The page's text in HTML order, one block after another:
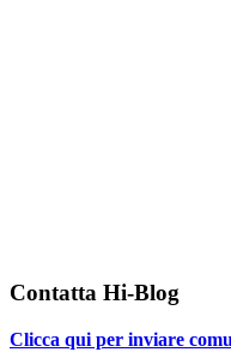
Contatta Hi-Blog
Clicca qui per inviare